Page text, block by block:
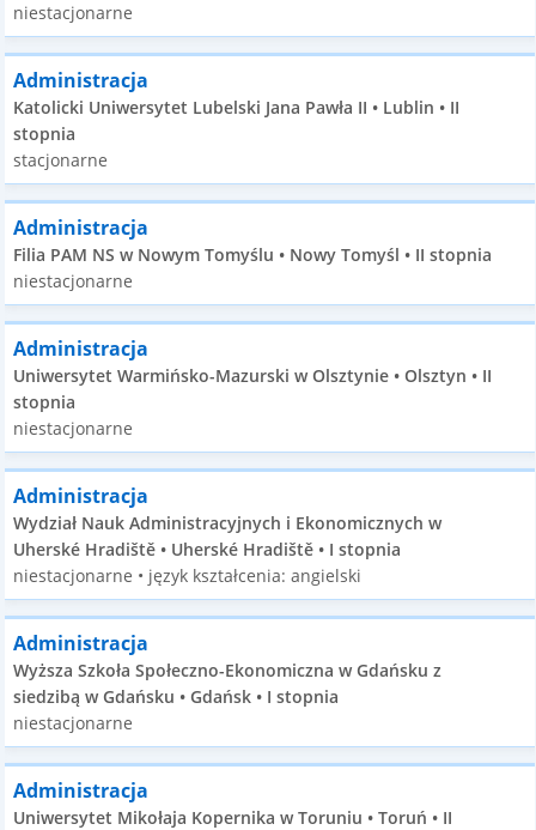
niestacjonarne
Administracja
Katolicki Uniwersytet Lubelski Jana Pawła II • Lublin • II
stopnia
stacjonarne
Administracja
Filia PAM NS w Nowym Tomyślu • Nowy Tomyśl • II stopnia
niestacjonarne
Administracja
Uniwersytet Warmińsko-Mazurski w Olsztynie • Olsztyn • II
stopnia
niestacjonarne
Administracja
Wydział Nauk Administracyjnych i Ekonomicznych w
Uherské Hradiště • Uherské Hradiště • I stopnia
niestacjonarne • język kształcenia: angielski
Administracja
Wyższa Szkoła Społeczno-Ekonomiczna w Gdańsku z
siedzibą w Gdańsku • Gdańsk • I stopnia
niestacjonarne
Administracja
Uniwersytet Mikołaja Kopernika w Toruniu • Toruń • II